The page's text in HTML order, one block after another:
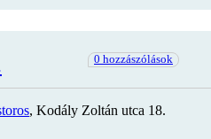
0 hozzászólások
, Kodály Zoltán utca 18.